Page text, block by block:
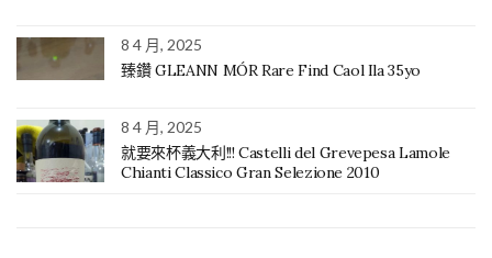
8 4 月, 2025
臻鑽 GLEANN MÓR Rare Find Caol Ila 35yo
8 4 月, 2025
就要來杯義大利!!! Castelli del Grevepesa Lamole
Chianti Classico Gran Selezione 2010